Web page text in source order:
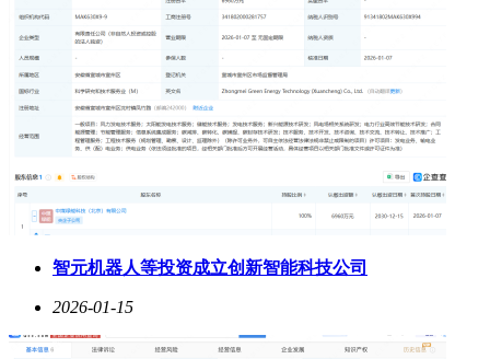
智元机器人等投资成立创新智能科技公司
2026-01-15